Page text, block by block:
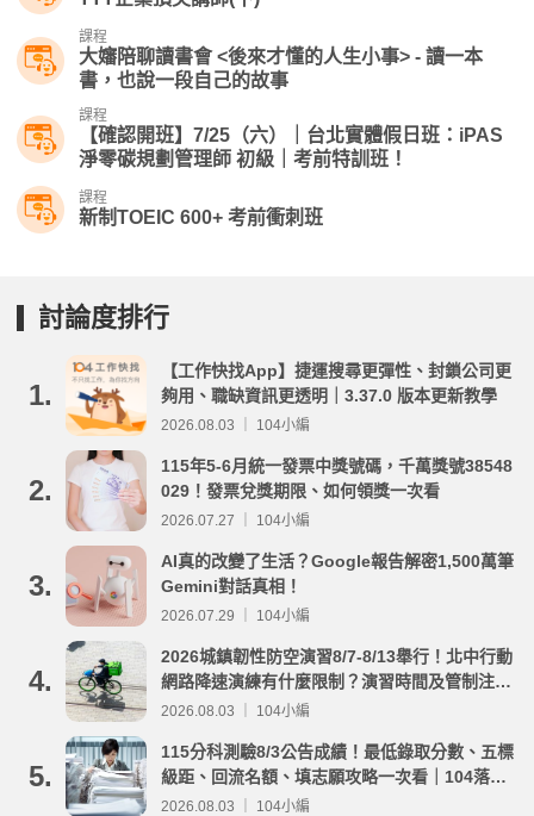
課程
大嬸陪聊讀書會 <後來才懂的人生小事> - 讀一本
書，也說一段自己的故事
課程
【確認開班】7/25（六）｜台北實體假日班：iPAS
淨零碳規劃管理師 初級｜考前特訓班！
課程
新制TOEIC 600+ 考前衝刺班
討論度排行
1.
【工作快找App】捷運搜尋更彈性、封鎖公司更
夠用、職缺資訊更透明｜3.37.0 版本更新教學
2026.08.03 ｜ 104小編
2.
115年5-6月統一發票中獎號碼，千萬獎號38548
029！發票兌獎期限、如何領獎一次看
2026.07.27 ｜ 104小編
3.
AI真的改變了生活？Google報告解密1,500萬筆
Gemini對話真相！
2026.07.29 ｜ 104小編
4.
2026城鎮韌性防空演習8/7-8/13舉行！北中行動
網路降速演練有什麼限制？演習時間及管制注意
事項整理
2026.08.03 ｜ 104小編
5.
115分科測驗8/3公告成績！最低錄取分數、五標
級距、回流名額、填志願攻略一次看｜104落點
分析
2026.08.03 ｜ 104小編